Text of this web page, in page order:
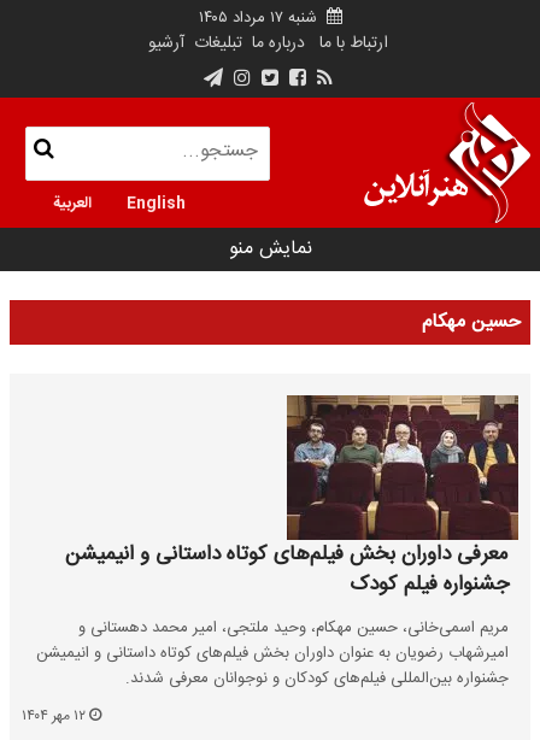
شنبه ۱۷ مرداد ۱۴۰۵
ارتباط با ما درباره ما تبلیغات آرشیو
English العربية
نمایش منو
حسین مهکام
معرفی داوران بخش فیلم‌‌های کوتاه داستانی و انیمیشن
جشنواره فیلم کودک
مریم اسمی‌خانی، حسین مهکام، وحید ملتجی، امیر محمد دهستانی و
امیرشهاب رضویان به عنوان داوران بخش فیلم‌‌های کوتاه داستانی و انیمیشن
جشنواره بین‌المللی فیلم‌های کودکان و نوجوانان معرفی شدند.